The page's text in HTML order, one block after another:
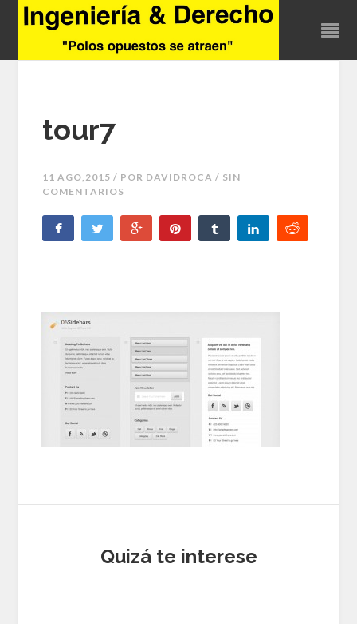
tour7
11 AGO,2015 / POR DAVIDROCA / SIN
COMENTARIOS
Quizá te interese